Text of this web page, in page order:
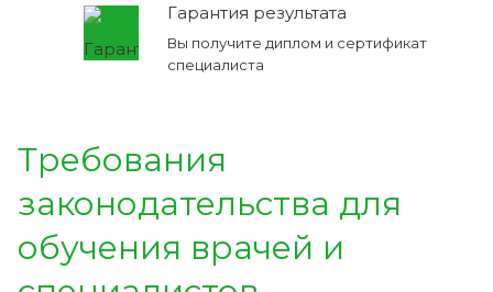
Гарантия результата
Вы получите диплом и сертификат
специалиста
Требования
законодательства для
обучения врачей и